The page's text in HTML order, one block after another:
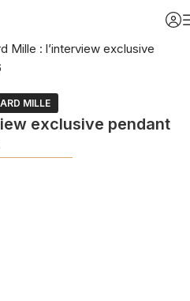
Mille : l’interview exclusive
MILLE
exclusive pendant